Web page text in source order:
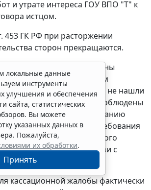
и утрате интереса ГОУ ВПО "Т" к
истцом.
453 ГК РФ при расторжении
сторон прекращаются.
ответчика о наличии вины
исполнении им
контракта не нашли
заказчиком были соблюдены
досудебному урегулированию
удовлетворили требования
государственного
г. N 35-03/100 в связи с
его условий.
кассационной жалобы фактически
локальные данные
инструменты
улучшения и обеспечения
сайта, статистических
Вы можете
указанных данных в
Пожалуйста,
их обработки.
Принять